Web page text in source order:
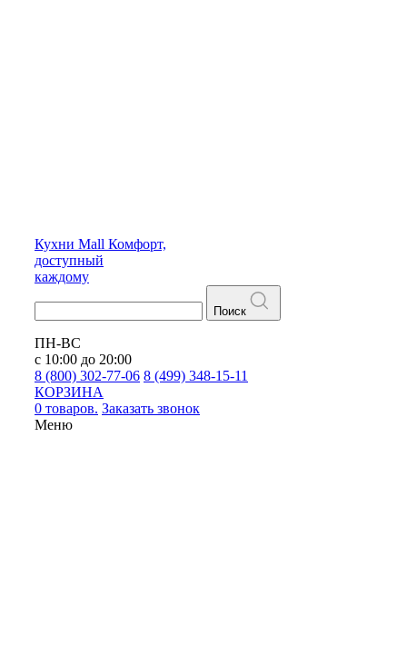
Кухни Mall Комфорт,
доступный
каждому
Поиск
ПН-ВС
с 10:00 до 20:00
8 (800) 302-77-06 8 (499) 348-15-11
КОРЗИНА
0 товаров. Заказать звонок
Меню